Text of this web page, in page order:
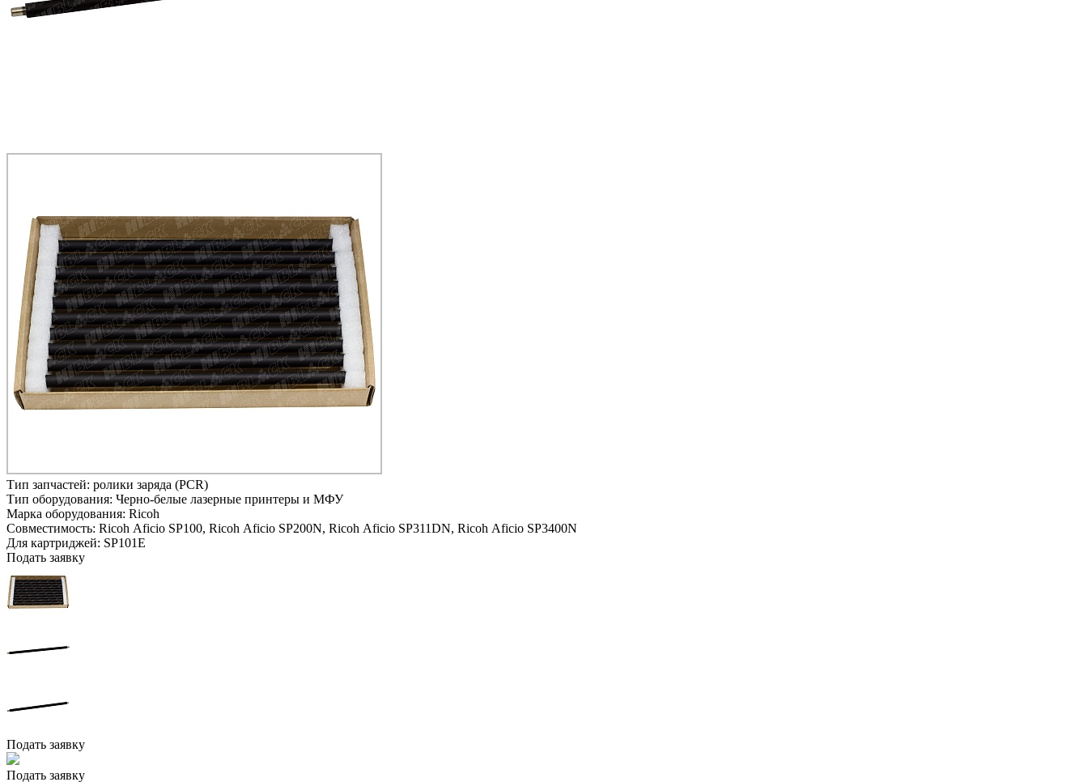
Тип запчастей: ролики заряда (PCR)
Тип оборудования: Черно-белые лазерные принтеры и МФУ
Марка оборудования: Ricoh
Совместимость: Ricoh Aficio SP100, Ricoh Aficio SP200N, Ricoh Aficio SP311DN, Ricoh Aficio SP3400N
Для картриджей: SP101E
Подать заявку
Подать заявку
Подать заявку